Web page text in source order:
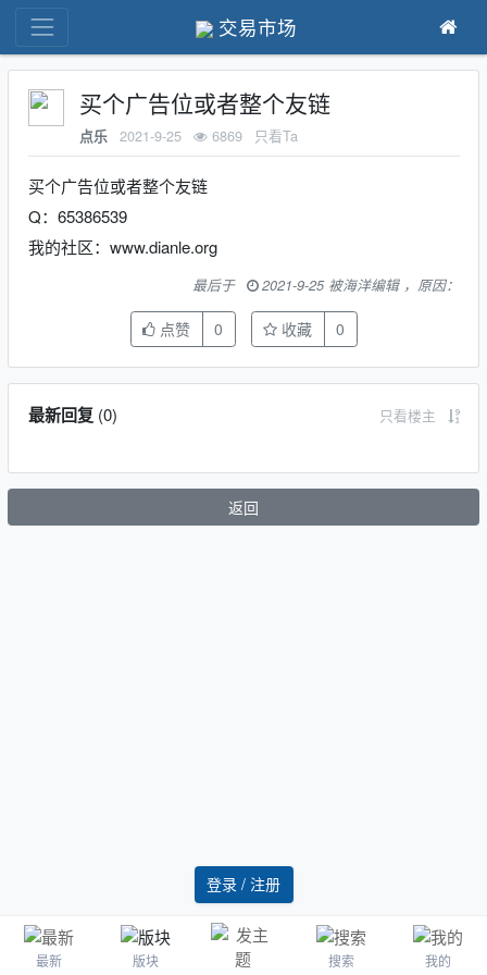
最新 版块 搜索 我的
登录 / 注册
交易市场
买个广告位或者整个友链
点乐 2021-9-25 6869 只看Ta
买个广告位或者整个友链
Q：65386539
我的社区：www.dianle.org
最后于 2021-9-25 被海洋编辑 ，原因：
点赞 0 收藏 0
最新回复(0) 只看楼主
返回